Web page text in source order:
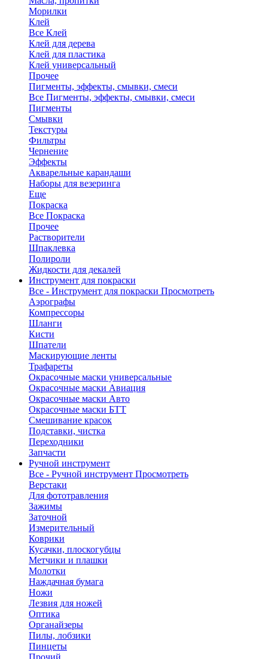
Морилки
Клей
Все Клей
Клей для дерева
Клей для пластика
Клей универсальный
Прочее
Пигменты, эффекты, смывки, смеси
Все Пигменты, эффекты, смывки, смеси
Пигменты
Смывки
Текстуры
Фильтры
Чернение
Эффекты
Акварельные карандаши
Наборы для везеринга
Еще
Покраска
Все Покраска
Прочее
Растворители
Шпаклевка
Полироли
Жидкости для декалей
Инструмент для покраски
Все - Инструмент для покраски Просмотреть
Аэрографы
Компрессоры
Шланги
Кисти
Шпатели
Маскирующие ленты
Трафареты
Окрасочные маски универсальные
Окрасочные маски Авиация
Окрасочные маски Авто
Окрасочные маски БТТ
Смешивание красок
Подставки, чистка
Переходники
Запчасти
Ручной инструмент
Все - Ручной инструмент Просмотреть
Верстаки
Для фототравления
Зажимы
Заточной
Измерительный
Коврики
Кусачки, плоскогубцы
Метчики и плашки
Молотки
Наждачная бумага
Ножи
Лезвия для ножей
Оптика
Органайзеры
Пилы, лобзики
Пинцеты
Прочий